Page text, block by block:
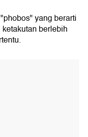
yang berarti
berlebih